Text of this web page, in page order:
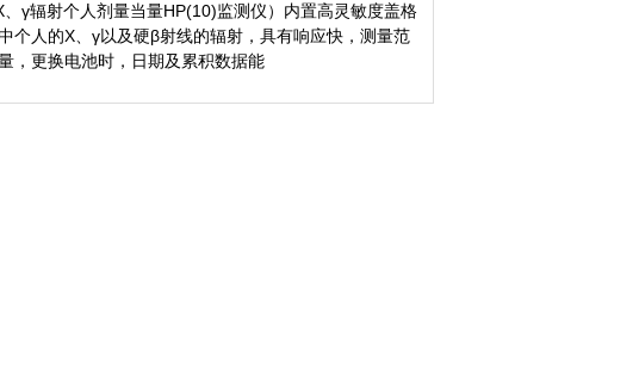
γ辐射个人剂量当量HP(10)监测仪）内置高灵敏度盖格
个人的X、γ以及硬β射线的辐射，具有响应快，测量范
，更换电池时，日期及累积数据能